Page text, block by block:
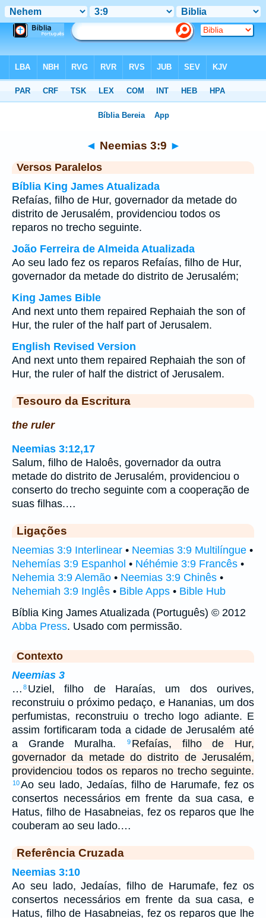
◄ Neemias 3:9 ►
Versos Paralelos
Bíblia King James Atualizada
Refaías, filho de Hur, governador da metade do
distrito de Jerusalém, providenciou todos os
reparos no trecho seguinte.
João Ferreira de Almeida Atualizada
Ao seu lado fez os reparos Refaías, filho de Hur,
governador da metade do distrito de Jerusalém;
King James Bible
And next unto them repaired Rephaiah the son of
Hur, the ruler of the half part of Jerusalem.
English Revised Version
And next unto them repaired Rephaiah the son of
Hur, the ruler of half the district of Jerusalem.
Tesouro da Escritura
the ruler
Neemias 3:12,17
Salum, filho de Haloês, governador da outra
metade do distrito de Jerusalém, providenciou o
conserto do trecho seguinte com a cooperação de
suas filhas.…
Ligações
Neemias 3:9 Interlinear • Neemias 3:9 Multilíngue •
Nehemías 3:9 Espanhol • Néhémie 3:9 Francês •
Nehemia 3:9 Alemão • Neemias 3:9 Chinês •
Nehemiah 3:9 Inglês • Bible Apps • Bible Hub
Bíblia King James Atualizada (Português) © 2012
Abba Press. Usado com permissão.
Contexto
Neemias 3
… 8 Uziel, filho de Haraías, um dos ourives,
reconstruiu o próximo pedaço, e Hananias, um dos
perfumistas, reconstruiu o trecho logo adiante. E
assim fortificaram toda a cidade de Jerusalém até
a Grande Muralha.
9 Refaías, filho de Hur,
governador da metade do distrito de Jerusalém,
providenciou todos os reparos no trecho seguinte.
10Ao seu lado, Jedaías, filho de Harumafe, fez os
consertos necessários em frente da sua casa, e
Hatus, filho de Hasabneias, fez os reparos que lhe
couberam ao seu lado.…
Referência Cruzada
Neemias 3:10
Ao seu lado, Jedaías, filho de Harumafe, fez os
consertos necessários em frente da sua casa, e
Hatus, filho de Hasabneias, fez os reparos que lhe